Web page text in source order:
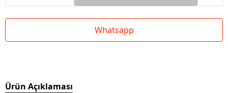
Whatsapp
Ürün Açıklaması